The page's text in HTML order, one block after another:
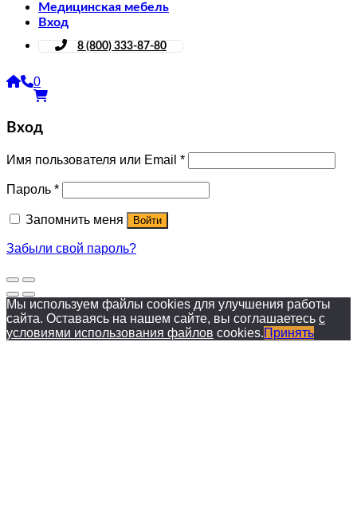
Медицинская мебель
Вход
8 (800) 333-87-80
0
Вход
Имя пользователя или Email *
Пароль *
Запомнить меня Войти
Забыли свой пароль?
Мы используем файлы cookies для улучшения работы
сайта. Оставаясь на нашем сайте, вы соглашаетесь с
условиями использования файлов cookies.Принять